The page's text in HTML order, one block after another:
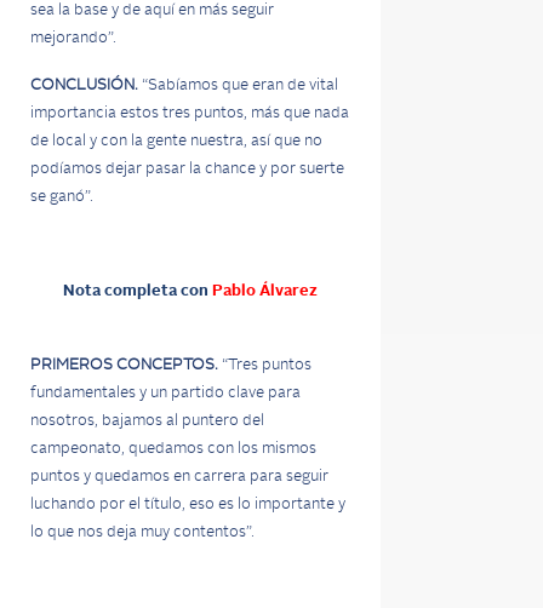
sea la base y de aquí en más seguir
mejorando”.
CONCLUSIÓN. “Sabíamos que eran de vital
importancia estos tres puntos, más que nada
de local y con la gente nuestra, así que no
podíamos dejar pasar la chance y por suerte
se ganó”.
Nota completa con Pablo Álvarez
PRIMEROS CONCEPTOS. “Tres puntos
fundamentales y un partido clave para
nosotros, bajamos al puntero del
campeonato, quedamos con los mismos
puntos y quedamos en carrera para seguir
luchando por el título, eso es lo importante y
lo que nos deja muy contentos”.